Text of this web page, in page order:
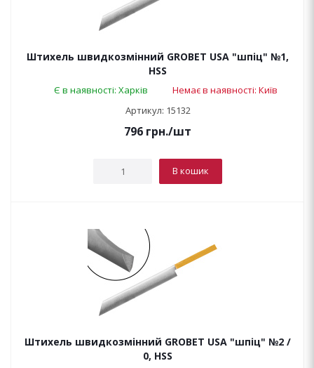
Штихель швидкозмінний GROBET USA "шпіц" №1,
HSS
Є в наявності: Харків
Немає в наявності: Київ
Артикул: 15132
796 грн./шт
В кошик
Штихель швидкозмінний GROBET USA "шпіц" №2 /
0, HSS